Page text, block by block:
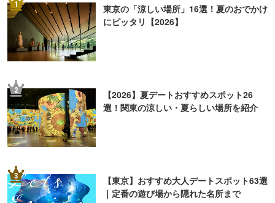
1
東京の「涼しい場所」16選！夏のおでかけ
にピッタリ【2026】
2
【2026】夏デートおすすめスポット26
選！関東の涼しい・夏らしい場所を紹介
3
【東京】おすすめ大人デートスポット63選
｜定番の遊び場から隠れた名所まで